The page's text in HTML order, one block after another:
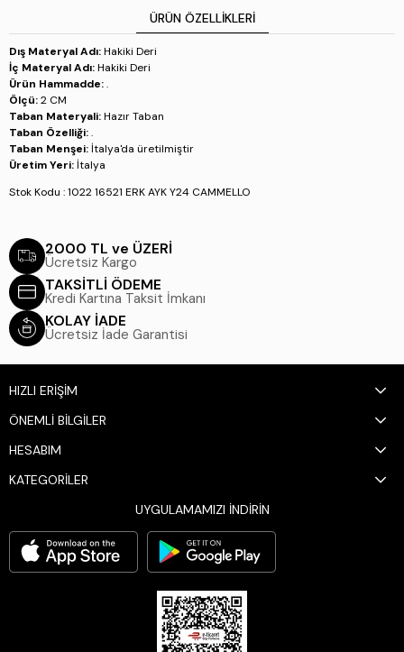
ÜRÜN ÖZELLIKLERI
Dış Materyal Adı:Hakiki Deri
İç Materyal Adı:Hakiki Deri
Ürün Hammadde:.
Ölçü:2 CM
Taban Materyali:Hazır Taban
Taban Özelliği:.
Taban Menşei: İtalya'da üretilmiştir
Üretim Yeri: İtalya
Stok Kodu : 1022 16521 ERK AYK Y24 CAMMELLO
2000 TL ve ÜZERİ
Ücretsiz Kargo
TAKSİTLİ ÖDEME
Kredi Kartına Taksit İmkanı
KOLAY İADE
Ücretsiz İade Garantisi
HIZLI ERİŞİM
ÖNEMLİ BİLGİLER
HESABIM
KATEGORİLER
UYGULAMAMIZI İNDİRİN